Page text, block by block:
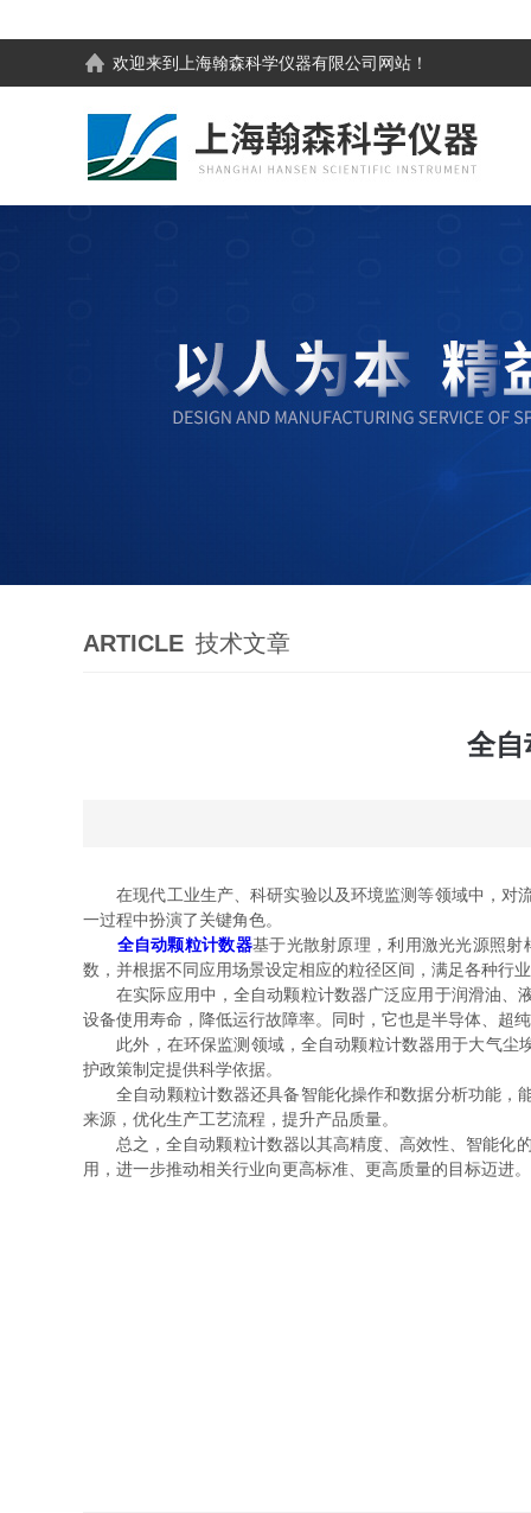
欢迎来到 上海翰森科学仪器有限公司 网站！
ARTICLE 技术文章
全自
在现代工业生产、科研实验以及环境监测等领域中，对
一过程中扮演了关键角色。
全自动颗粒计数器基于光散射原理，利用激光光源照
数，并根据不同应用场景设定相应的粒径区间，满足各种行
在实际应用中，全自动颗粒计数器广泛应用于润滑油、
设备使用寿命，降低运行故障率。同时，它也是半导体、超
此外，在环保监测领域，全自动颗粒计数器用于大气尘
护政策制定提供科学依据。
全自动颗粒计数器还具备智能化操作和数据分析功能，
来源，优化生产工艺流程，提升产品质量。
总之，全自动颗粒计数器以其高精度、高效性、智能化的
用，进一步推动相关行业向更高标准、更高质量的目标迈进。